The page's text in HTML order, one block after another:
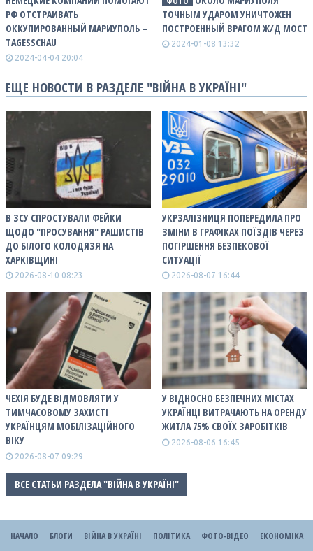
РФ ОТСТРАИВАТЬ
ОККУПИРОВАННЫЙ МАРИУПОЛЬ –
TAGESSCHAU
2024-04-04 20:04
ТОЧНЫМ УДАРОМ УНИЧТОЖЕН
ПОСТРОЕННЫЙ ВРАГОМ Ж/Д МОСТ
2024-01-08 13:32
ЕЩЕ НОВОСТИ В РАЗДЕЛЕ "ВІЙНА В УКРАЇНІ"
В ЗСУ СПРОСТУВАЛИ ФЕЙКИ
ЩОДО "ПРОСУВАННЯ" РАШИСТІВ
ДО БІЛОГО КОЛОДЯЗЯ НА
ХАРКІВЩИНІ
2026-08-10 08:23
УКРЗАЛІЗНИЦЯ ПОПЕРЕДИЛА ПРО
ЗМІНИ В ГРАФІКАХ ПОЇЗДІВ ЧЕРЕЗ
ПОГІРШЕННЯ БЕЗПЕКОВОЇ
СИТУАЦІЇ
2026-08-07 16:44
ЧЕХІЯ БУДЕ ВІДМОВЛЯТИ У
ТИМЧАСОВОМУ ЗАХИСТІ
УКРАЇНЦЯМ МОБІЛІЗАЦІЙНОГО
ВІКУ
2026-08-07 09:29
У ВІДНОСНО БЕЗПЕЧНИХ МІСТАХ
УКРАЇНЦІ ВИТРАЧАЮТЬ НА ОРЕНДУ
ЖИТЛА 75% СВОЇХ ЗАРОБІТКІВ
2026-08-06 16:45
ВСЕ СТАТЬИ РАЗДЕЛА "ВІЙНА В УКРАЇНІ"
НАЧАЛО БЛОГИ ВІЙНА В УКРАЇНІ ПОЛІТИКА ФОТО-ВІДЕО ЕКОНОМІКА